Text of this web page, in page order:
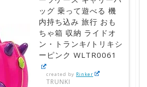
ッグ 乗って遊べる 機
内持ち込み 旅行 おも
ちゃ箱 収納 ライドオ
ン・トランキ/トリキシ
ーピンク WLTR0061
created by Rinker
TRUNKI